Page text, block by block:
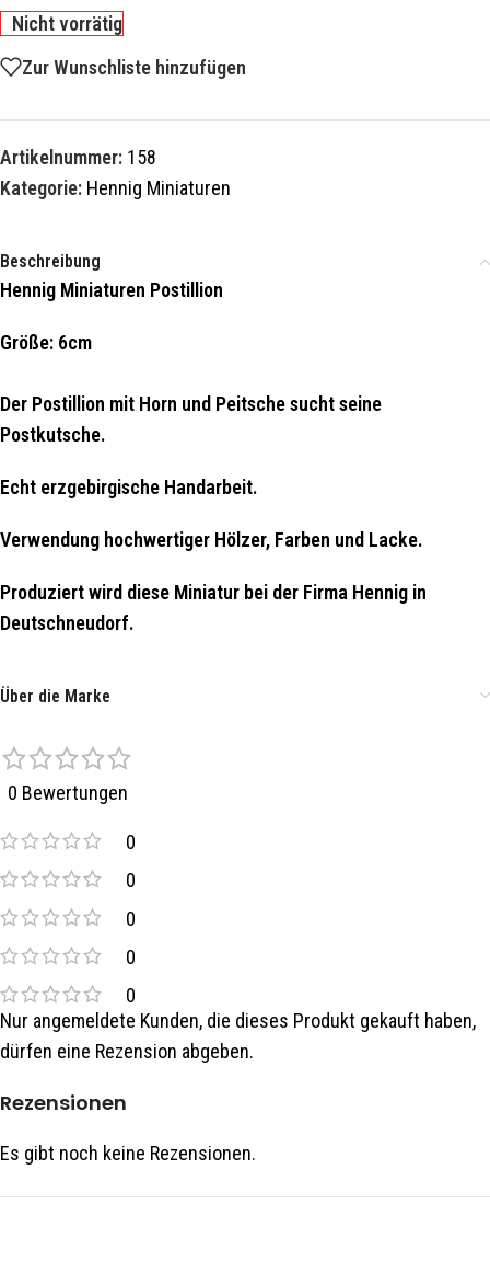
Nicht vorrätig
Zur Wunschliste hinzufügen
Artikelnummer: 158
Kategorie: Hennig Miniaturen
Beschreibung
Hennig Miniaturen Postillion
Größe: 6cm
Der Postillion mit Horn und Peitsche sucht seine
Postkutsche.
Echt erzgebirgische Handarbeit.
Verwendung hochwertiger Hölzer, Farben und Lacke.
Produziert wird diese Miniatur bei der Firma Hennig in
Deutschneudorf.
Über die Marke
0 Bewertungen
0
0
0
0
0
Rezensionen
Es gibt noch keine Rezensionen.
Nur angemeldete Kunden, die dieses Produkt gekauft haben,
dürfen eine Rezension abgeben.